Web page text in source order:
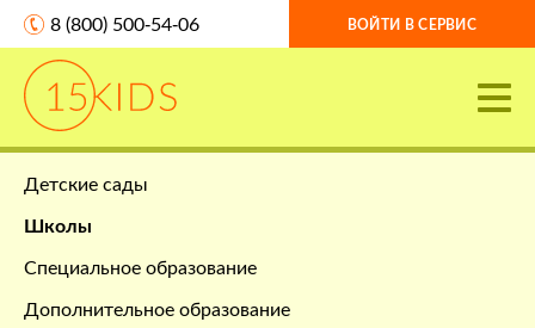
8 (800) 500-54-06 ВОЙТИ В СЕРВИС
Детские сады
Школы
Специальное образование
Дополнительное образование